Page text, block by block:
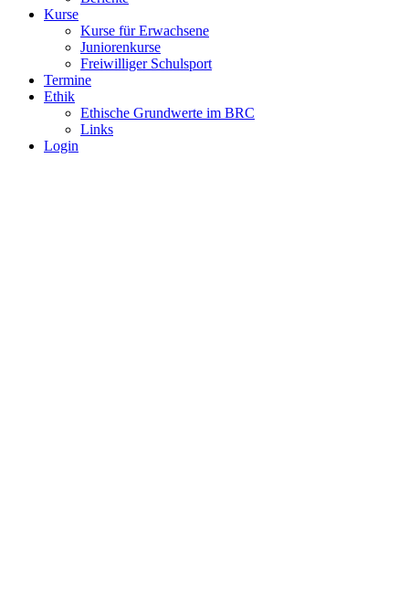
Kurse
Kurse für Erwachsene
Juniorenkurse
Freiwilliger Schulsport
Termine
Ethik
Ethische Grundwerte im BRC
Links
Login